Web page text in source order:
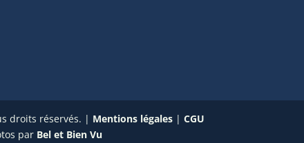
droits réservés. | Mentions légales |CGU
par Bel et Bien Vu